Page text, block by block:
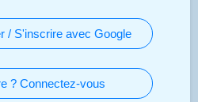
/ S'inscrire avec Google
? Connectez-vous